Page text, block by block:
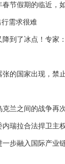
春节假期的临近，
需求很难
降到了冰点！专家
张的国家出现，禁
克兰之间的战争再
内瑞拉合法捍卫主
一步融入国际产业